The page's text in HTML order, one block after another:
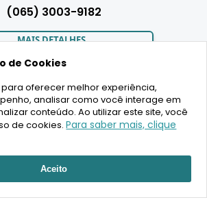
(065) 3003-9182
MAIS DETALHES
LIGAMOS PARA VOCÊ
BR House Inteligência Imobiliária LTDA -
CRECI 19701 - Todos os direitos reservados
de Cookies
oferecer melhor experiência,
analisar como você interage em
conteúdo. Ao utilizar este site, você
de cookies.Para saber mais, clique
Aceito